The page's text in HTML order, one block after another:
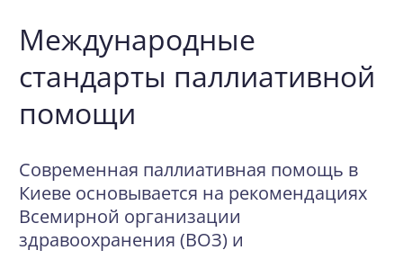
Международные
стандарты паллиативной
помощи
Современная паллиативная помощь в
Киеве основывается на рекомендациях
Всемирной организации
здравоохранения (ВОЗ) и